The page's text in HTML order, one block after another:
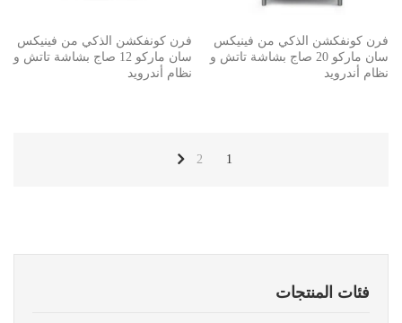
فرن كونفكشن الذكي من فينيكس
سان ماركو 20 صاج بشاشة تاتش و
نظام أندرويد
فرن كونفكشن الذكي من فينيكس
سان ماركو 12 صاج بشاشة تاتش و
نظام أندرويد
1
2
فئات المنتجات